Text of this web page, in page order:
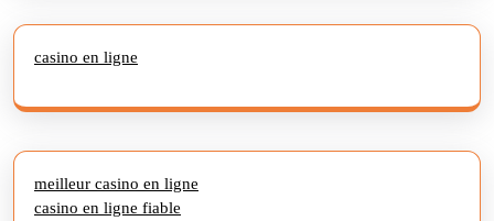
casino en ligne
meilleur casino en ligne
casino en ligne fiable